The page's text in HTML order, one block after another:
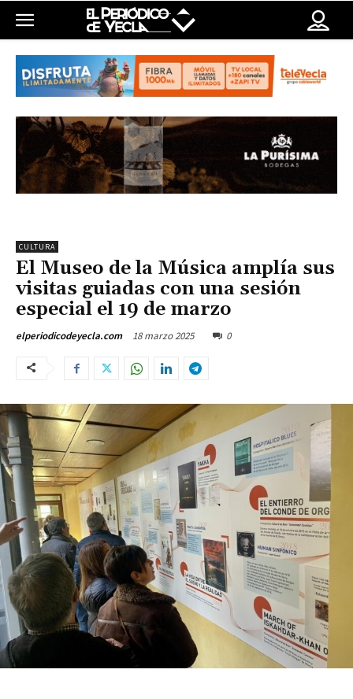
CULTURA
El Museo de la Música amplía sus
visitas guiadas con una sesión
especial el 19 de marzo
elperiodicodeyecla.com 18 marzo 2025 0